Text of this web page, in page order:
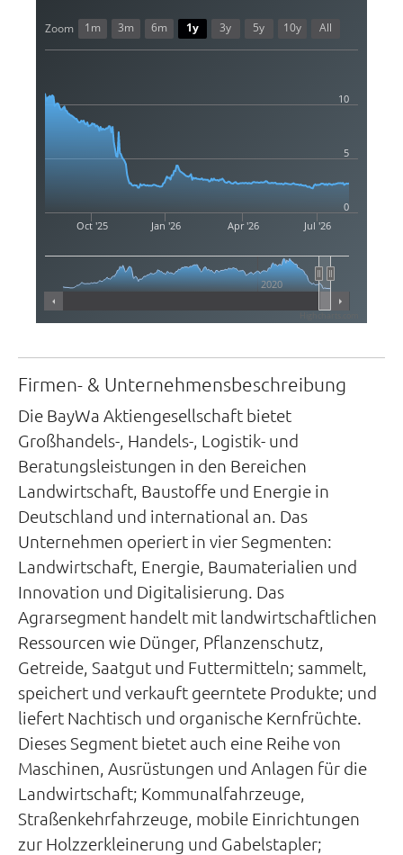
Oct '25 Jan '26 Apr '26 Jul '26
2020
0
10
5
Zoom 1m 3m 6m 1y 3y 5y 10y All
Firmen- & Unternehmensbeschreibung
Die BayWa Aktiengesellschaft bietet
Großhandels-, Handels-, Logistik- und
Beratungsleistungen in den Bereichen
Landwirtschaft, Baustoffe und Energie in
Deutschland und international an. Das
Unternehmen operiert in vier Segmenten:
Landwirtschaft, Energie, Baumaterialien und
Innovation und Digitalisierung. Das
Agrarsegment handelt mit landwirtschaftlichen
Ressourcen wie Dünger, Pflanzenschutz,
Getreide, Saatgut und Futtermitteln; sammelt,
speichert und verkauft geerntete Produkte; und
liefert Nachtisch und organische Kernfrüchte.
Dieses Segment bietet auch eine Reihe von
Maschinen, Ausrüstungen und Anlagen für die
Landwirtschaft; Kommunalfahrzeuge,
Straßenkehrfahrzeuge, mobile Einrichtungen
zur Holzzerkleinerung und Gabelstapler;